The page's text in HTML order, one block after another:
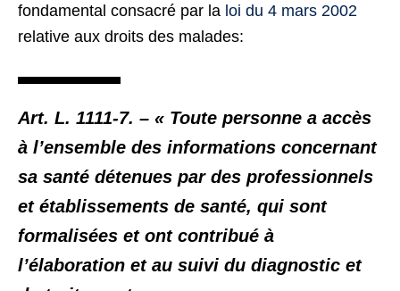
fondamental consacré par la loi du 4 mars 2002
relative aux droits des malades:
Art. L. 1111-7. – « Toute personne a accès
à l’ensemble des informations concernant
sa santé détenues par des professionnels
et établissements de santé, qui sont
formalisées et ont contribué à
l’élaboration et au suivi du diagnostic et